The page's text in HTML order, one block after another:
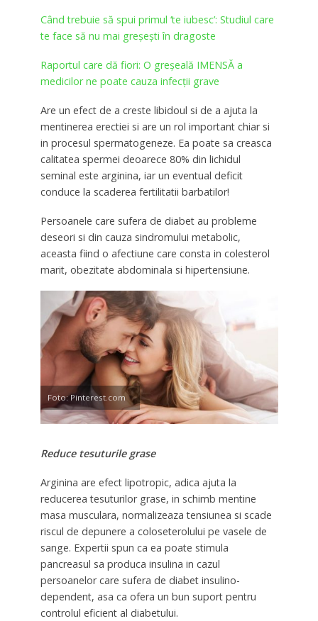
Când trebuie să spui primul ‘te iubesc’: Studiul care
te face să nu mai greşeşti în dragoste
Raportul care dă fiori: O greşeală IMENSĂ a
medicilor ne poate cauza infecţii grave
Are un efect de a creste libidoul si de a ajuta la
mentinerea erectiei si are un rol important chiar si
in procesul spermatogeneze. Ea poate sa creasca
calitatea spermei deoarece 80% din lichidul
seminal este arginina, iar un eventual deficit
conduce la scaderea fertilitatii barbatilor!
Persoanele care sufera de diabet au probleme
deseori si din cauza sindromului metabolic,
aceasta fiind o afectiune care consta in colesterol
marit, obezitate abdominala si hipertensiune.
Foto: Pinterest.com
Reduce tesuturile grase
Arginina are efect lipotropic, adica ajuta la
reducerea tesuturilor grase, in schimb mentine
masa musculara, normalizeaza tensiunea si scade
riscul de depunere a coloseterolului pe vasele de
sange. Expertii spun ca ea poate stimula
pancreasul sa produca insulina in cazul
persoanelor care sufera de diabet insulino-
dependent, asa ca ofera un bun suport pentru
controlul eficient al diabetului.